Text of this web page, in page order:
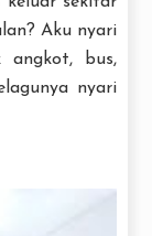
Aku nyari
angkot, bus,
nyari